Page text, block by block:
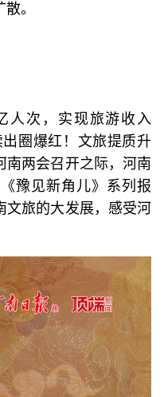
。
人次，实现旅游收入
出圈爆红！文旅提质升
南两会召开之际，河南
豫见新角儿》系列报
旅的大发展，感受河